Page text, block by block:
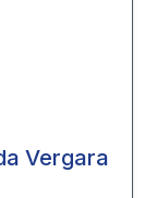
Vergara